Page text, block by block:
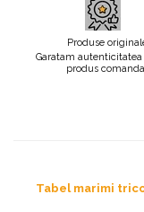
Produse
Garatam autenticitatea
produs
Tabel marimi